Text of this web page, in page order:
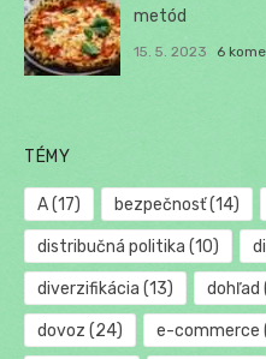
metód
15. 5. 2023 6
TÉMY
A(17) bezpečnosť(14)
distribučná politika (10)
diverzifikácia (13) dohľad
dovoz (24) e-commerce